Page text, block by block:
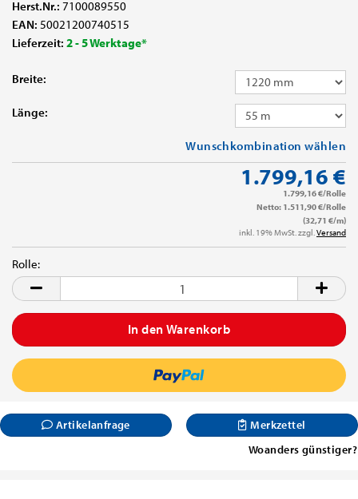
Herst.Nr.: 7100089550
EAN: 50021200740515
Lieferzeit: 2 - 5 Werktage*
Breite:
Länge:
Wunschkombination wählen
1.799,16 €
1.799,16 €/Rolle
Netto: 1.511,90 €/Rolle
(32,71 €/m)
inkl. 19% MwSt. zzgl. Versand
Rolle:
Rolle
Artikelanfrage
Merkzettel
Woanders günstiger?